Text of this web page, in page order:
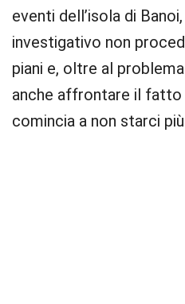
eventi dell’isola di
investigativo non
piani e, oltre al
anche affrontare il
comincia a non starci